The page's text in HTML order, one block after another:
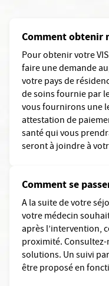
Comment obtenir
Pour obtenir votre
faire une demande
votre pays de
de soins fournie par
vous fournirons une
attestation de
santé qui vous
seront à joindre à
Comment se
A la suite de votre
votre médecin
après l’intervention,
proximité.
solutions. Un suivi
être proposé en